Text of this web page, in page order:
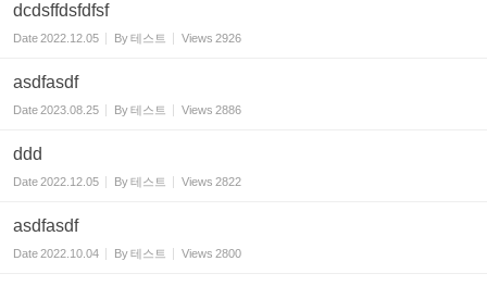
dcdsffdsfdfsf
Date2022.12.05 By테스트 Views 2926
asdfasdf
Date2023.08.25 By테스트 Views 2886
ddd
Date2022.12.05 By테스트 Views 2822
asdfasdf
Date2022.10.04 By테스트 Views 2800